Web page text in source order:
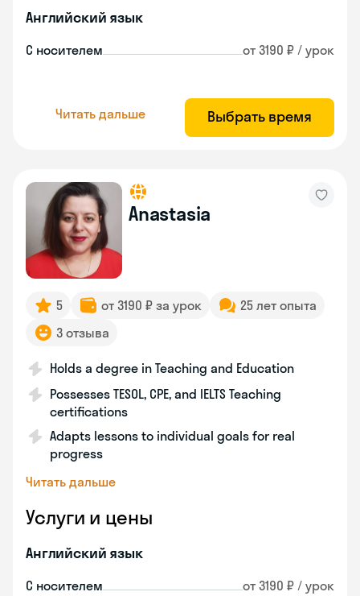
Английский язык
С носителем от 3190 ₽ / урок
Читать дальше Выбрать время
Anastasia
5 от 3190 ₽ за урок
25 лет опыта
3 отзыва
Holds a degree in Teaching and Education
Possesses TESOL, CPE, and IELTS Teaching
certifications
Adapts lessons to individual goals for real
progress
Читать дальше
Услуги и цены
Английский язык
С носителем от 3190 ₽ / урок